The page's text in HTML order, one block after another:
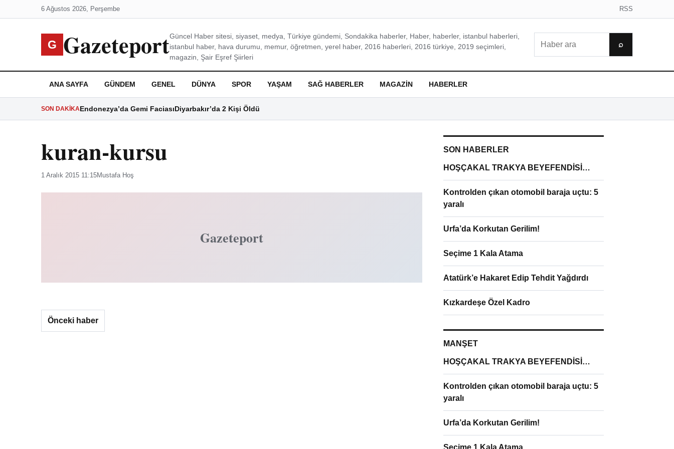
6 Ağustos 2026, Perşembe RSS
G GazeteportGüncel Haber sitesi, siyaset, medya, Türkiye gündemi, Sondakika haberler, Haber, haberler, istanbul haberleri,
istanbul haber, hava durumu, memur, öğretmen, yerel haber, 2016 haberleri, 2016 türkiye, 2019 seçimleri,
magazin, Şair Eşref Şiirleri
⌕
ANA SAYFA GÜNDEM GENEL DÜNYA SPOR YAŞAM SAĞ HABERLER MAGAZIN HABERLER
SON DAKIKAEndonezya’da Gemi FaciasıDiyarbakır’da 2 Kişi Öldü
kuran-kursu
1 Aralık 2015 11:15Mustafa Hoş
Gazeteport
Önceki haber
SON HABERLER
HOŞÇAKAL TRAKYA BEYEFENDİSİ…
Kontrolden çıkan otomobil baraja uçtu: 5
yaralı
Urfa’da Korkutan Gerilim!
Seçime 1 Kala Atama
Atatürk’e Hakaret Edip Tehdit Yağdırdı
Kızkardeşe Özel Kadro
MANŞET
HOŞÇAKAL TRAKYA BEYEFENDİSİ…
Kontrolden çıkan otomobil baraja uçtu: 5
yaralı
Urfa’da Korkutan Gerilim!
Seçime 1 Kala Atama